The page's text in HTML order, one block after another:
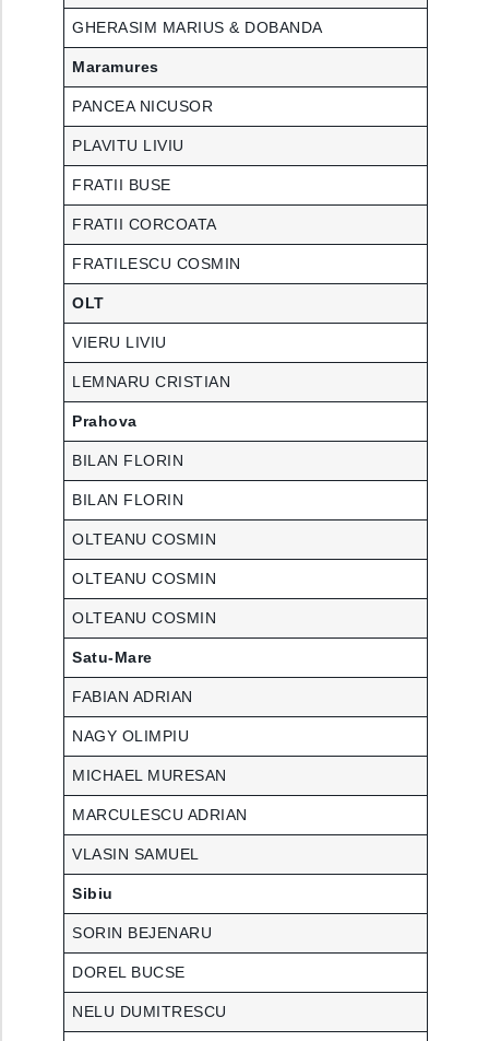
GHERASIM MARIUS & DOBANDA
Maramures
PANCEA NICUSOR
PLAVITU LIVIU
FRATII BUSE
FRATII CORCOATA
FRATILESCU COSMIN
OLT
VIERU LIVIU
LEMNARU CRISTIAN
Prahova
BILAN FLORIN
BILAN FLORIN
OLTEANU COSMIN
OLTEANU COSMIN
OLTEANU COSMIN
Satu-Mare
FABIAN ADRIAN
NAGY OLIMPIU
MICHAEL MURESAN
MARCULESCU ADRIAN
VLASIN SAMUEL
Sibiu
SORIN BEJENARU
DOREL BUCSE
NELU DUMITRESCU